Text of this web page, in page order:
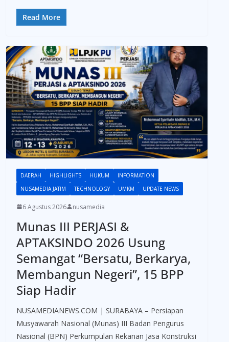
Read More
DAERAH HIGHLIGHTS HUKUM
INFORMATION
NUSAMEDIA JATIM
TECHNOLOGY UMKM UPDATE NEWS
6 Agustus 2026 nusamedia
Munas III PERJASI &
APTAKSINDO 2026 Usung
Semangat “Bersatu, Berkarya,
Membangun Negeri”, 15 BPP
Siap Hadir
NUSAMEDIANEWS.COM | SURABAYA – Persiapan
Musyawarah Nasional (Munas) III Badan Pengurus
Nasional (BPN) Perkumpulan Rekanan Jasa Konstruksi